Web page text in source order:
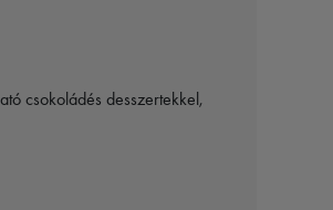
csokoládés desszertekkel,